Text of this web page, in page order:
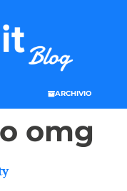
ARCHIVIO
omg